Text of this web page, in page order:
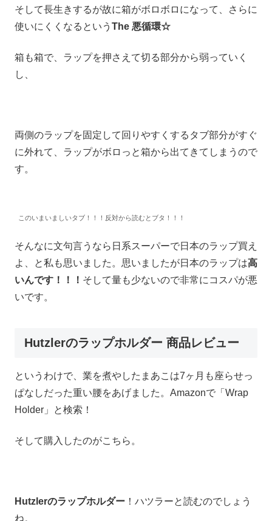
そして長生きするが故に箱がボロボロになって、さらに
使いにくくなるという The 悪循環☆
箱も箱で、ラップを押さえて切る部分から弱っていく
し、
両側のラップを固定して回りやすくするタブ部分がすぐ
に外れて、ラップがボロっと箱から出てきてしまうので
す。
このいまいましいタブ！！！反対から読むとブタ！！！
そんなに文句言うなら日系スーパーで日本のラップ買え
よ、と私も思いました。思いましたが日本のラップは高
いんです！！！ そして量も少ないので非常にコスパが悪
いです。
Hutzlerのラップホルダー 商品レビュー
というわけで、業を煮やしたまあこは7ヶ月も座らせっ
ぱなしだった重い腰をあげました。Amazonで「Wrap
Holder」と検索！
そして購入したのがこちら。
Hutzlerのラップホルダー ！ハツラーと読むのでしょう
ね。